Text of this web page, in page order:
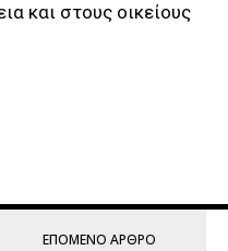
και στους οικείους
ΕΠΌΜΕΝΟ ΆΡΘΡΟ